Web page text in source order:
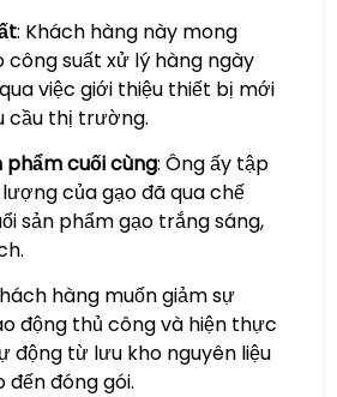
: Khách hàng này mong
công suất xử lý hàng ngày
việc giới thiệu thiết bị mới
cầu thị trường.
cuối cùng: Ông ấy tập
của gạo đã qua chế
sản phẩm gạo trắng sáng,
hàng muốn giảm sự
động thủ công và hiện thực
động từ lưu kho nguyên liệu
đến đóng gói.